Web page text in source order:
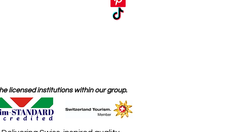
licensed institutions within our group.